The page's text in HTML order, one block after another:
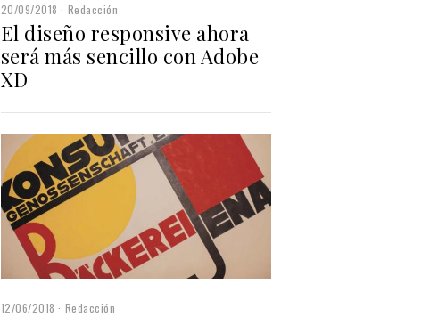
20/09/2018 Redacción
El diseño responsive ahora
será más sencillo con Adobe
XD
12/06/2018 Redacción